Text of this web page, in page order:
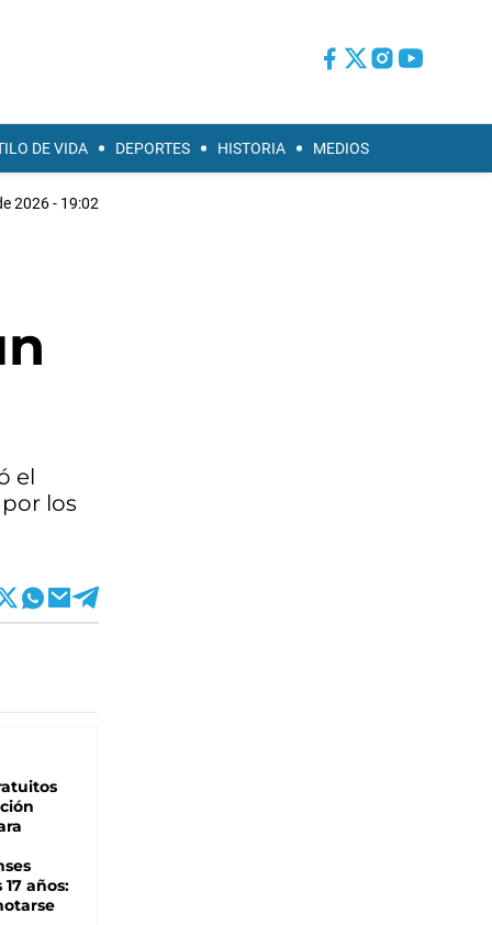
DE VIDA DEPORTES HISTORIA MEDIOS
2026 - 19:02
el
los
años: